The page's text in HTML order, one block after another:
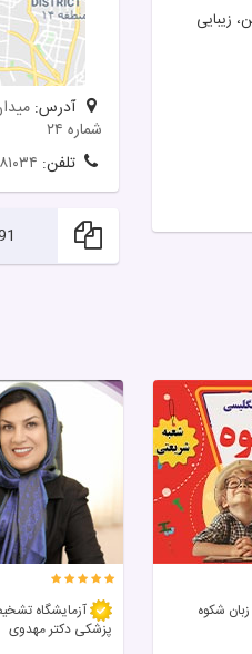
زیبایی
آدرس:
شماره ۲۴
تلفن: ۸۱۰۳۴
شکوه
آزمایشگاه
پزشکی دکتر مهدوی